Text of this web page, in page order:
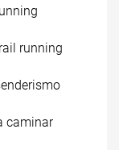
running
caminar